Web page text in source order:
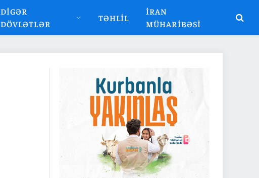
DIGƏR
DÖVLƏTLƏR
TƏHLIL
İRAN
MÜHARIBƏSI